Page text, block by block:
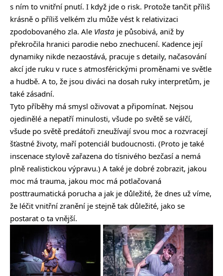
s ním to vnitřní pnutí. I když jde o risk. Protože tančit příliš
krásně o příliš velkém zlu může vést k relativizaci
zpodobovaného zla. Ale Vlasta je působivá, aniž by
překročila hranici parodie nebo znechucení. Kadence její
dynamiky nikde nezaostává, pracuje s detaily, načasování
akcí jde ruku v ruce s atmosférickými proměnami ve světle
a hudbě. A to, že jsou diváci na dosah ruky interpretům, je
také zásadní.
Tyto příběhy má smysl oživovat a připomínat. Nejsou
ojedinělé a nepatří minulosti, všude po světě se válčí,
všude po světě predátoři zneužívají svou moc a rozvracejí
šťastné životy, maří potenciál budoucnosti. (Proto je také
inscenace stylově zařazena do tísnivého bezčasí a nemá
plně realistickou výpravu.) A také je dobré zobrazit, jakou
moc má trauma, jakou moc má potlačovaná
posttraumatická porucha a jak je důležité, že dnes už víme,
že léčit vnitřní zranění je stejně tak důležité, jako se
postarat o ta vnější.